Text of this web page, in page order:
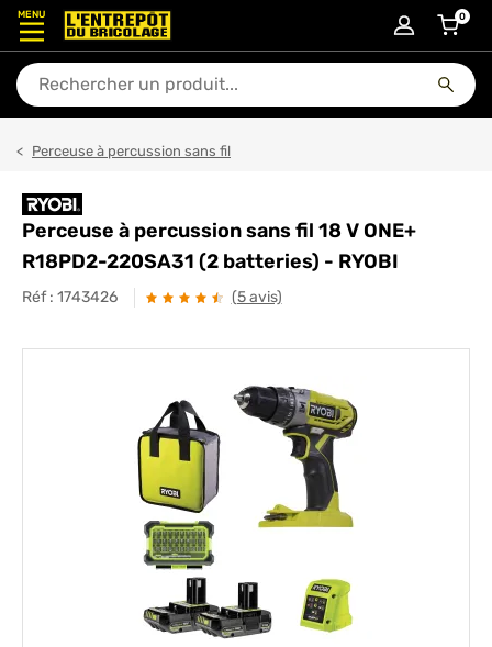
MENU
En quoi puis-je vous aider ?
0article
Perceuse à percussion sans fil
Perceuse à percussion sans fil 18 V ONE+
R18PD2-220SA31 (2 batteries) - RYOBI
Réf : 1743426 (5 avis)